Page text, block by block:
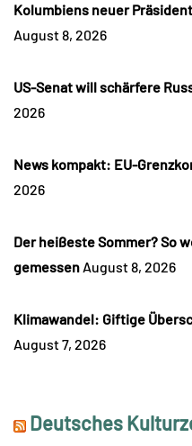
Kolumbiens neuer
August 8, 2026
US-Senat will schärfere
2026
News kompakt: EU-
2026
Der heißeste Sommer? So
gemessen August 8, 2026
Klimawandel: Giftige
August 7, 2026
Deutsches